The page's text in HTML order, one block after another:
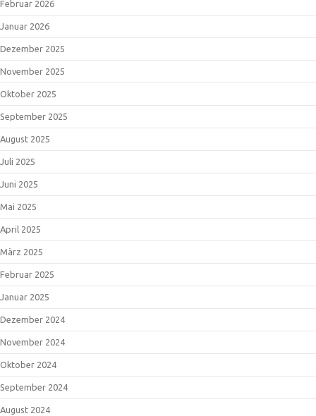
Februar 2026
Januar 2026
Dezember 2025
November 2025
Oktober 2025
September 2025
August 2025
Juli 2025
Juni 2025
Mai 2025
April 2025
März 2025
Februar 2025
Januar 2025
Dezember 2024
November 2024
Oktober 2024
September 2024
August 2024